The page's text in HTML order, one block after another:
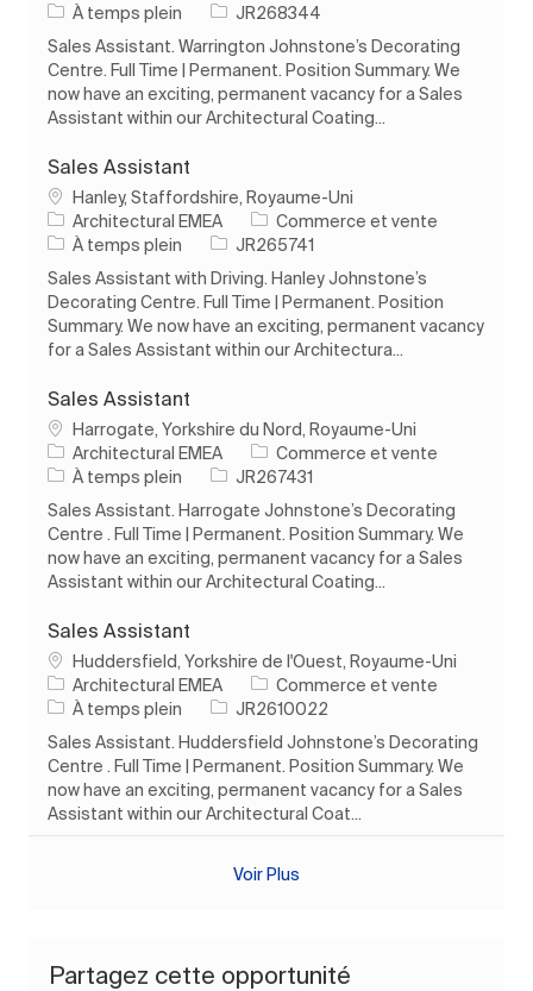
Type d’emploi
À temps plein ID de l’emploi
JR268344
Sales Assistant. Warrington Johnstone’s Decorating
Centre. Full Time | Permanent. Position Summary. We
now have an exciting, permanent vacancy for a Sales
Assistant within our Architectural Coating...
Sales Assistant
Emplacement
Hanley, Staffordshire, Royaume-Uni
Architectural EMEA
Catégorie
Commerce et vente
Type d’emploi
À temps plein ID de l’emploi
JR265741
Sales Assistant with Driving. Hanley Johnstone’s
Decorating Centre. Full Time | Permanent. Position
Summary. We now have an exciting, permanent vacancy
for a Sales Assistant within our Architectura...
Sales Assistant
Emplacement
Harrogate, Yorkshire du Nord, Royaume-Uni
Architectural EMEA
Catégorie
Commerce et vente
Type d’emploi
À temps plein ID de l’emploi
JR267431
Sales Assistant. Harrogate Johnstone’s Decorating
Centre . Full Time | Permanent. Position Summary. We
now have an exciting, permanent vacancy for a Sales
Assistant within our Architectural Coating...
Sales Assistant
Emplacement
Huddersfield, Yorkshire de l'Ouest, Royaume-Uni
Architectural EMEA
Catégorie
Commerce et vente
Type d’emploi
À temps plein ID de l’emploi
JR2610022
Sales Assistant. Huddersfield Johnstone’s Decorating
Centre . Full Time | Permanent. Position Summary. We
now have an exciting, permanent vacancy for a Sales
Assistant within our Architectural Coat...
Voir Plus
Partagez cette opportunité